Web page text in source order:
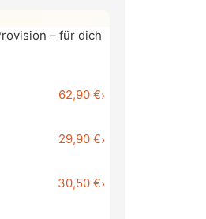
– für dich
62,90 €›
29,90 €›
30,50 €›